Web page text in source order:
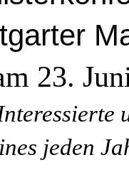
23.
jeden